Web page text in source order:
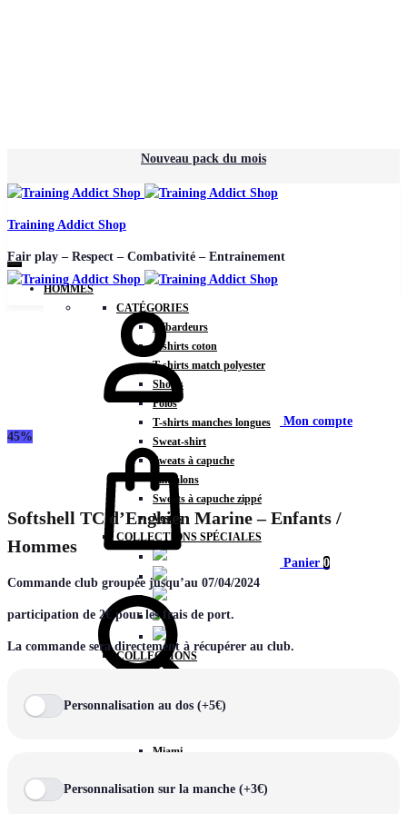
Nouveau pack du mois
Training Addict Shop
Fair play – Respect – Combativité – Entrainement
HOMMES
CATÉGORIES
Débardeurs
T-shirts coton
T-shirts match polyester
Shorts
Polos
T-shirts manches longues
Sweat-shirt
Sweats à capuche
Pantalons
Sweats à capuche zippé
Vestes
COLLECTIONS SPÉCIALES
COLLECTIONS
TA Court
Miami
Victory
Mon compte
Panier 0
45%
Softshell TC d’Enghien Marine – Enfants /
Hommes
Commande club groupée jusqu’au 07/04/2024
participation de 2€ pour les frais de port.
La commande sera directement à récupérer au club.
Personnalisation au dos (+5€)
Personnalisation sur la manche (+3€)